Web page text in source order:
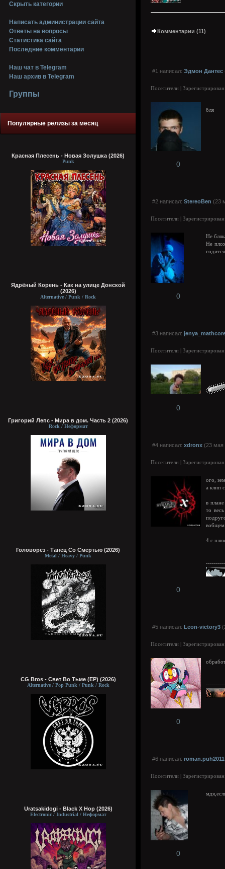
Скрыть категории
Написать администрации сайта
Ответы на вопросы
Статистика сайта
Последние комментарии
Наш чат в Telegram
Наш архив в Telegram
Группы
Популярные релизы за месяц
Красная Плесень - Новая Золушка (2026)
Punk
Ядрёный Корень - Как на улице Донской
(2026)
Alternative / Punk / Rock
Григорий Лепс - Мира в дом. Часть 2 (2026)
Rock / Неформат
Головорез - Tанец Со Смертью (2026)
Metal / Heavy / Punk
CG Bros - Свет Во Тьме (EP) (2026)
Alternative / Pop Punk / Punk / Rock
Uratsakidogi - Black X Hop (2026)
Electronic / Industrial / Неформат
Комментарии (11)
#1 написал: Эдмон Дантес
Посетители |
бля
0
#2 написал: StereoBen (23
Посетители |
Не
Не
0
#3 написал:
Посетители |
0
#4 написал: xdronx (23 мая
Посетители |
ого,
а клип
в
то
вобщем
4 с
0
#5 написал: Leon-victory3
Посетители |
0
#6 написал: roman.puh2011
Посетители |
0